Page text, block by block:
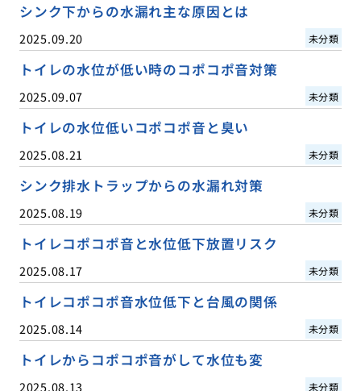
シンク下からの水漏れ主な原因とは
2025.09.20 未分類
トイレの水位が低い時のコポコポ音対策
2025.09.07 未分類
トイレの水位低いコポコポ音と臭い
2025.08.21 未分類
シンク排水トラップからの水漏れ対策
2025.08.19 未分類
トイレコポコポ音と水位低下放置リスク
2025.08.17 未分類
トイレコポコポ音水位低下と台風の関係
2025.08.14 未分類
トイレからコポコポ音がして水位も変
2025.08.13 未分類